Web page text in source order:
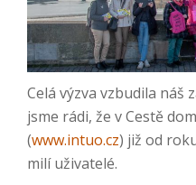
Celá výzva vzbudila náš
jsme rádi, že v Cestě
(www.intuo.cz) již od
milí uživatelé.